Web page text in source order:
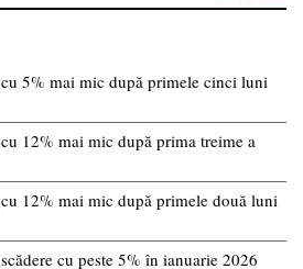
5% mai mic după primele cinci luni
12% mai mic după prima treime a
12% mai mic după primele două luni
cu peste 5% în ianuarie 2026